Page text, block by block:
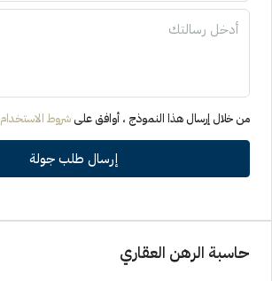
من خلال إرسال هذا النموذج ، أوافق على شروط الاستخدام
إرسال طلب جولة
حاسبة الرهن العقاري